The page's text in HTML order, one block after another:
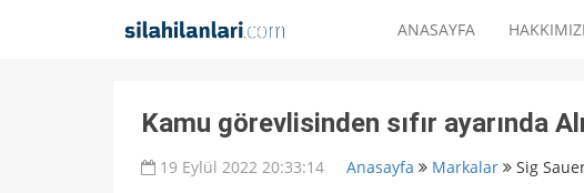
ANASAYFA
Kamu görevlisinden sıfır ayarında
19 Eylül 2022 20:33:14 Anasayfa Markalar Sig